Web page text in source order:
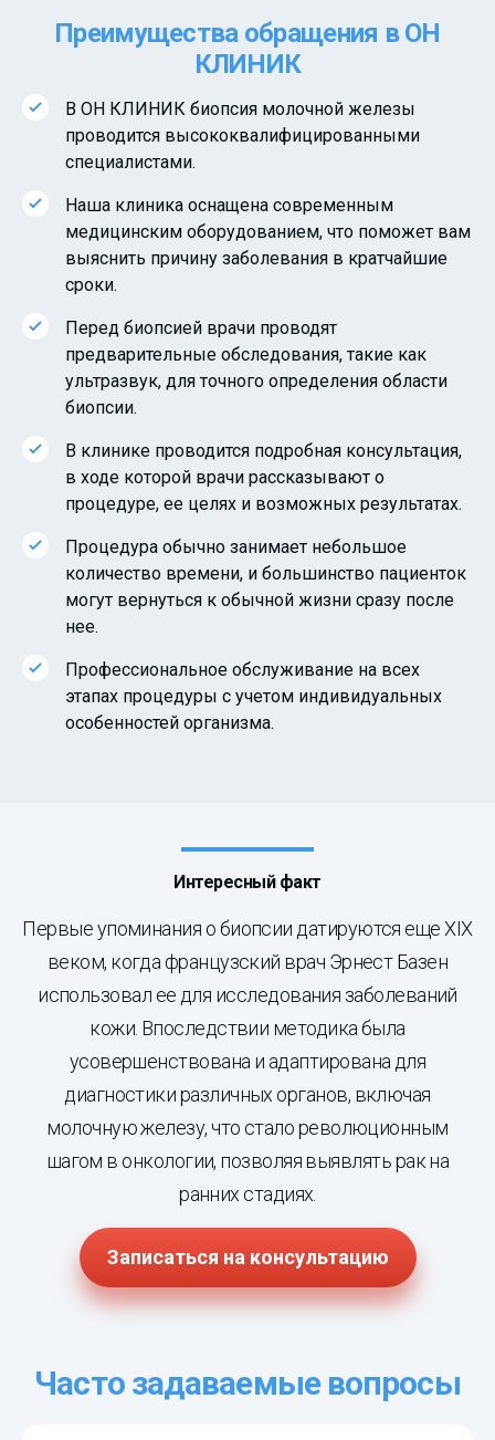
Преимущества обращения в ОН
КЛИНИК
В ОН КЛИНИК биопсия молочной железы
проводится высококвалифицированными
специалистами.
Наша клиника оснащена современным
медицинским оборудованием, что поможет вам
выяснить причину заболевания в кратчайшие
сроки.
Перед биопсией врачи проводят
предварительные обследования, такие как
ультразвук, для точного определения области
биопсии.
В клинике проводится подробная консультация,
в ходе которой врачи рассказывают о
процедуре, ее целях и возможных результатах.
Процедура обычно занимает небольшое
количество времени, и большинство пациенток
могут вернуться к обычной жизни сразу после
нее.
Профессиональное обслуживание на всех
этапах процедуры с учетом индивидуальных
особенностей организма.
Интересный факт
Первые упоминания о биопсии датируются еще XIX
веком, когда французский врач Эрнест Базен
использовал ее для исследования заболеваний
кожи. Впоследствии методика была
усовершенствована и адаптирована для
диагностики различных органов, включая
молочную железу, что стало революционным
шагом в онкологии, позволяя выявлять рак на
ранних стадиях.
Записаться на консультацию
Часто задаваемые вопросы